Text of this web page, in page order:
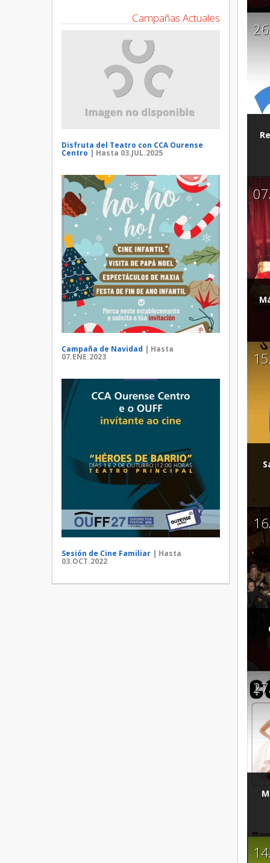
Campañas Actuales
Disfruta del Teatro con CCA Ourense
Centro | Hasta 03.JUL.2025
Campaña de Navidad | Hasta
07.ENE.2023
Sesión de Cine Familiar | Hasta
03.OCT.2022